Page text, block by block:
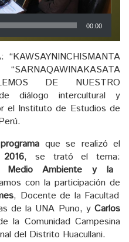
00:00
DE NUESTRO
diálogo intercultural y
el Instituto de Estudios de
que se realizó el
, se trató el tema:
Medio Ambiente y la
con la participación de
, Docente de la Facultad
de la UNA Puno, y Carlos
la Comunidad Campesina
del Distrito Huacullani.